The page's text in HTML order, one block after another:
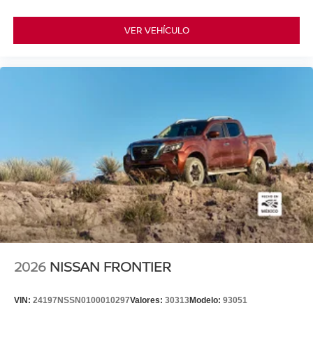
VER VEHÍCULO
2026 NISSAN FRONTIER
VIN: 24197NSSN0100010297Valores: 30313Modelo: 93051